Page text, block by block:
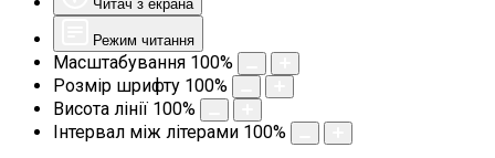
Читач з екрана
Режим читання
Масштабування 100%
Розмір шрифту 100%
Висота лінії 100%
Інтервал між літерами 100%